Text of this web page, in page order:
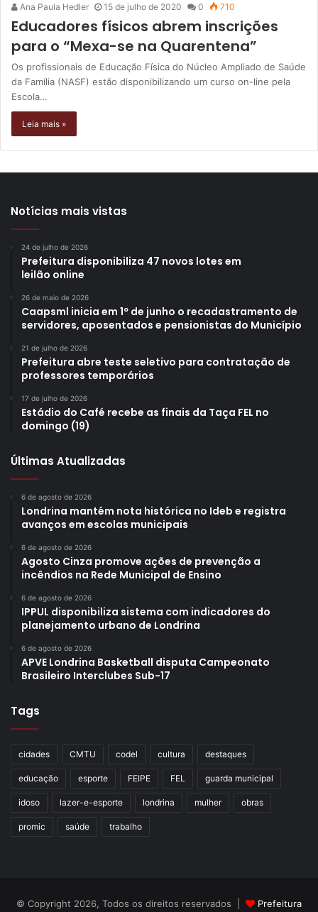
Ana Paula Hedler 15 de julho de 2020 0 710
Educadores físicos abrem inscrições
para o “Mexa-se na Quarentena”
Os profissionais de Educação Física do Núcleo Ampliado de Saúde
da Família (NASF) estão disponibilizando um curso on-line pela
Escola…
Leia mais »
Notícias mais vistas
24 de julho de 2026
Prefeitura disponibiliza 47 novos lotes em
leilão online
26 de maio de 2026
Caapsml inicia em 1º de junho o recadastramento de
servidores, aposentados e pensionistas do Município
21 de julho de 2026
Prefeitura abre teste seletivo para contratação de
professores temporários
17 de julho de 2026
Estádio do Café recebe as finais da Taça FEL no
domingo (19)
Últimas Atualizadas
6 de agosto de 2026
Londrina mantém nota histórica no Ideb e registra
avanços em escolas municipais
6 de agosto de 2026
Agosto Cinza promove ações de prevenção a
incêndios na Rede Municipal de Ensino
6 de agosto de 2026
IPPUL disponibiliza sistema com indicadores do
planejamento urbano de Londrina
6 de agosto de 2026
APVE Londrina Basketball disputa Campeonato
Brasileiro Interclubes Sub-17
Tags
cidades CMTU codel cultura destaques
educação esporte FEIPE FEL guarda municipal
idoso lazer-e-esporte londrina mulher obras
promic saúde trabalho
© Copyright 2026, Todos os direitos reservados | Prefeitura